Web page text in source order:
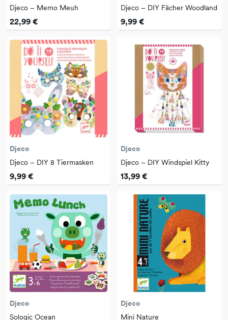
Djeco – Memo Meuh
22,99 €
Djeco – DIY Fächer Woodland
9,99 €
Djeco
Djeco – DIY 8 Tiermasken
9,99 €
Djeco
Djeco – DIY Windspiel Kitty
13,99 €
Djeco
Sologic Ocean
Djeco
Mini Nature